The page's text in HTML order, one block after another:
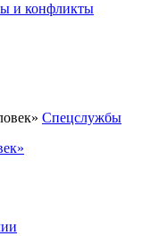
и конфликты
Спецслужбы